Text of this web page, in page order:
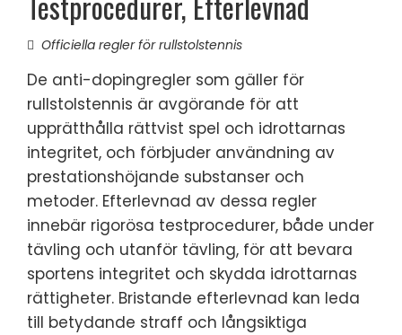
Officiella regler för rullstolstennis
De anti-dopingregler som gäller för
rullstolstennis är avgörande för att
upprätthålla rättvist spel och idrottarnas
integritet, och förbjuder användning av
prestationshöjande substanser och
metoder. Efterlevnad av dessa regler
innebär rigorösa testprocedurer, både under
tävling och utanför tävling, för att bevara
sportens integritet och skydda idrottarnas
rättigheter. Bristande efterlevnad kan leda
till betydande straff och långsiktiga